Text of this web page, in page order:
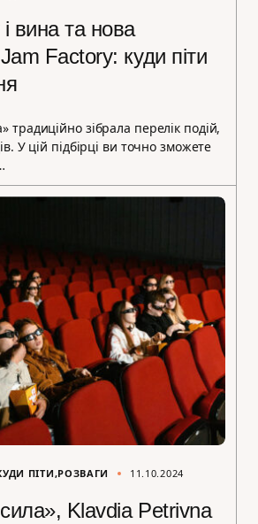
вина та нова
Factory: куди піти
традиційно зібрала перелік подій,
У цій підбірці ви точно зможете
ПІТИ РОЗВАГИ 11.10.2024
Klavdia Petrivna